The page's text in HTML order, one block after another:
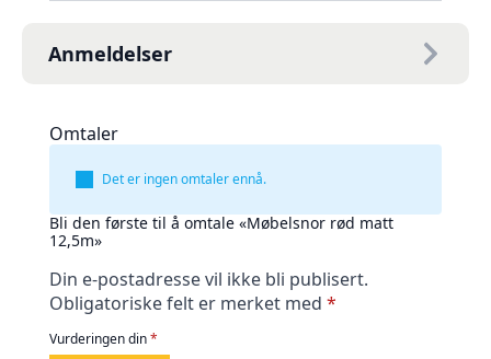
Anmeldelser
Omtaler
Det er ingen omtaler ennå.
Bli den første til å omtale «Møbelsnor rød matt
12,5m»
Din e-postadresse vil ikke bli publisert.
Obligatoriske felt er merket med *
Vurderingen din*